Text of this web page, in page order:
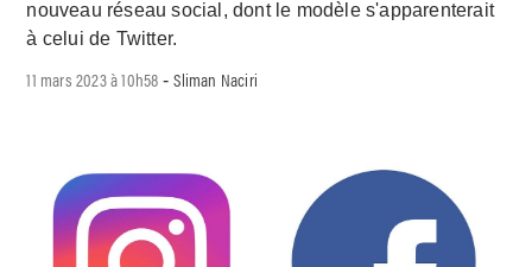
nouveau réseau social, dont le modèle s'apparenterait
à celui de Twitter.
11 mars 2023 à 10h58 -Sliman Naciri